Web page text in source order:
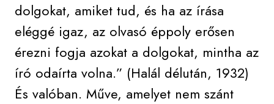
dolgokat, amiket tud, és ha az írása
eléggé igaz, az olvasó éppoly erősen
érezni fogja azokat a dolgokat, mintha az
író odaírta volna.” (Halál délután, 1932)
És valóban. Műve, amelyet nem szánt